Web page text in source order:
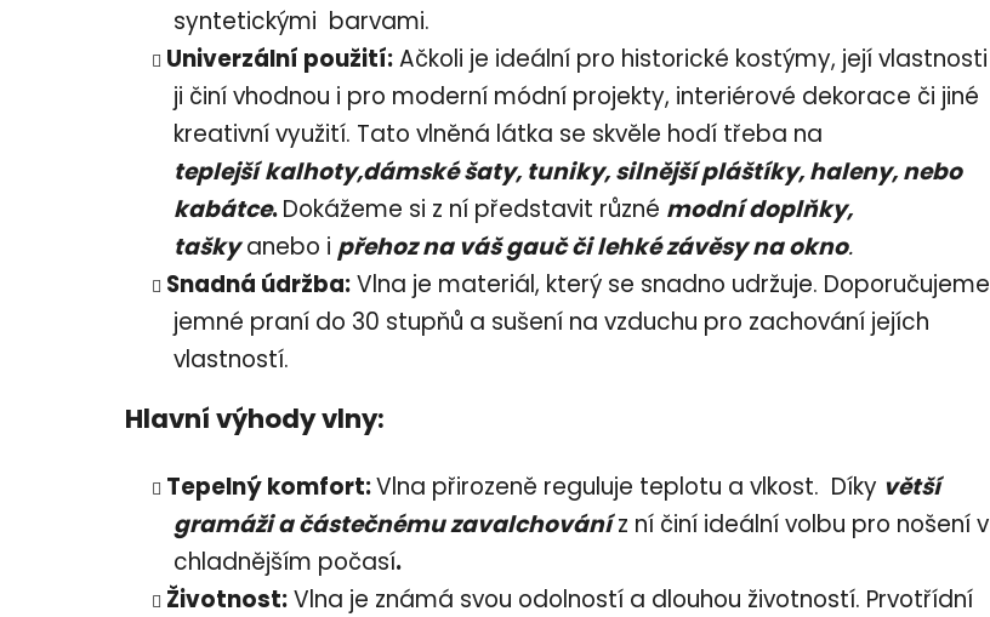
syntetickými barvami.
Univerzální použití:Ačkoli je ideální pro historické kostýmy, její vlastnosti
ji činí vhodnou i pro moderní módní projekty, interiérové dekorace či jiné
kreativní využití. Tato vlněná látka se skvěle hodí třeba na
teplejší kalhoty,dámské šaty, tuniky, silnější pláštíky, haleny, nebo
kabátce.Dokážeme si z ní představit různé modní doplňky,
taškyanebo i přehoz na váš gauč či lehké závěsy na okno.
Snadná údržba:Vlna je materiál, který se snadno udržuje. Doporučujeme
jemné praní do 30 stupňů a sušení na vzduchu pro zachování jejích
vlastností.
Hlavní výhody vlny:
Tepelný komfort:Vlna přirozeně reguluje teplotu a vlkost. Díky větší
gramáži a částečnému zavalchováníz ní činí ideální volbu pro nošení v
chladnějším počasí.
Životnost:Vlna je známá svou odolností a dlouhou životností. Prvotřídní